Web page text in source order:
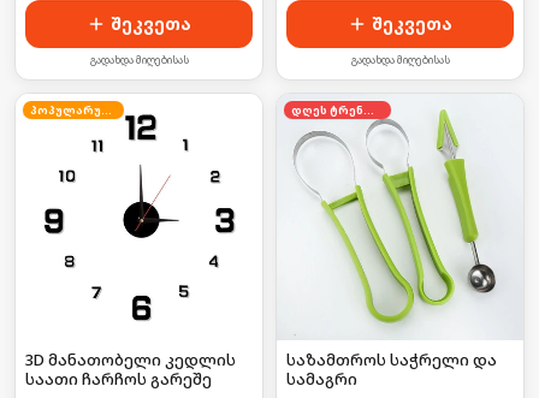
შეკვეთა
გადახდა მიღებისას
შეკვეთა
გადახდა მიღებისას
პოპულარული
3D მანათობელი კედლის
საათი ჩარჩოს გარეშე
დღეს ტრენდში
საზამთროს საჭრელი და
სამაგრი